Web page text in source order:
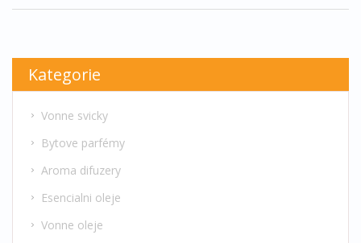
Kategorie
Vonne svicky
Bytove parfémy
Aroma difuzery
Esencialni oleje
Vonne oleje